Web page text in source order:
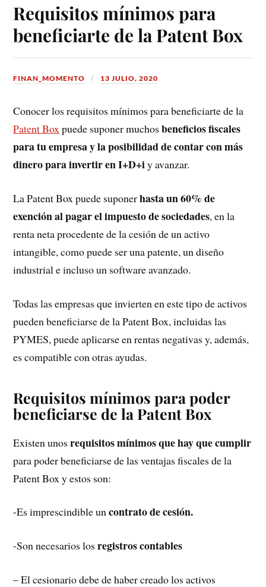
Requisitos mínimos para
beneficiarte de la Patent Box
FINAN_MOMENTO 13 JULIO, 2020
Conocer los requisitos mínimos para beneficiarte de la
Patent Boxpuede suponer muchosbeneficios fiscales
para tu empresa y la posibilidad de contar con más
dinero para invertir en I+D+iy avanzar.
La Patent Box puede suponerhasta un 60% de
exención al pagar el impuesto de sociedades, en la
renta neta procedente de la cesión de un activo
intangible, como puede ser una patente, un diseño
industrial e incluso un software avanzado.
Todas las empresas que invierten en este tipo de activos
pueden beneficiarse de la Patent Box, incluidas las
PYMES, puede aplicarse en rentas negativas y, además,
es compatible con otras ayudas.
Requisitos mínimos para poder
beneficiarse de la Patent Box
Existen unosrequisitos mínimos que hay que cumplir
para poder beneficiarse de las ventajas fiscales de la
Patent Box y estos son:
-Es imprescindible uncontrato de cesión.
-Son necesarios losregistros contables
– El cesionario debe de haber creado los activos